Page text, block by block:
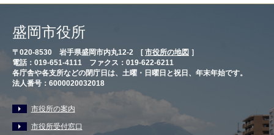
盛岡市役所
〒020-8530 岩手県盛岡市内丸12-2 [ 市役所の地図 ］
電話：019-651-4111 ファクス：019-622-6211
各庁舎や各支所などの閉庁日は、土曜・日曜日と祝日、年末年始です。
法人番号：6000020032018
市役所の案内
市役所受付窓口